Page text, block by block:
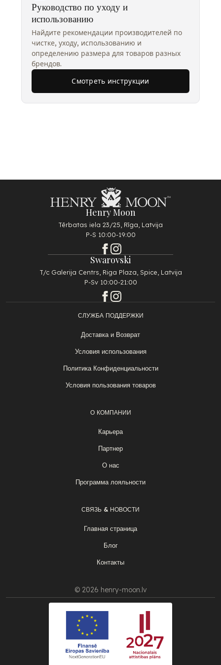
Руководство по уходу и
использованию
Найдите рекомендации производителей по
чистке, уходу, использованию и
определению размера для товаров разных
брендов.
Смотреть инструкции
Henry Moon
Tērbatas iela 23/25, Rīga, Latvija
P-S 10:00-19:00
Swarovski
T/c Galerija Centrs, Riga Plaza, Spice, Latvija
P-Sv 10:00-21:00
СЛУЖБА ПОДДЕРЖКИ
Доставка и Возврат
Условия использования
Политика Конфиденциальности
Условия пользования товаров
О КОМПАНИИ
Карьера
Партнер
О нас
Программа лояльности
СВЯЗЬ & НОВОСТИ
Главная страница
Блог
Контакты
© 2026 henry-moon.lv